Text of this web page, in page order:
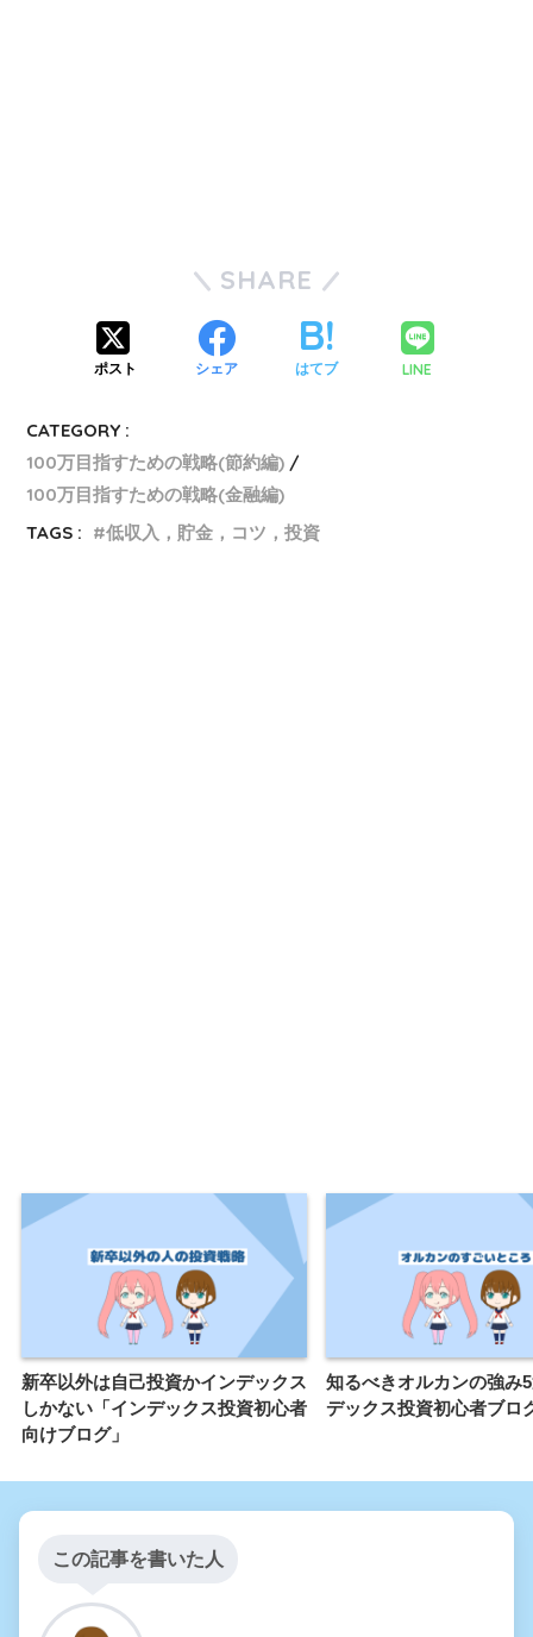
SHARE
ポスト シェア はてブ LINE
CATEGORY :
100万目指すための戦略(節約編)
100万目指すための戦略(金融編)
TAGS :
低収入，貯金，コツ，投資
新卒以外は自己投資かインデックス
しかない「インデックス投資初心者
向けブログ」
知るべきオルカンの強み
デックス投資初心者ブロ
この記事を書いた人